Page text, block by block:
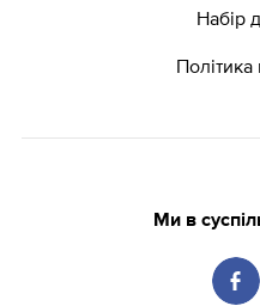
Набір
Політика
Ми в